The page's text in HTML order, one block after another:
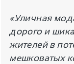
«Уличная
дорого и
жителей в
мешковатых